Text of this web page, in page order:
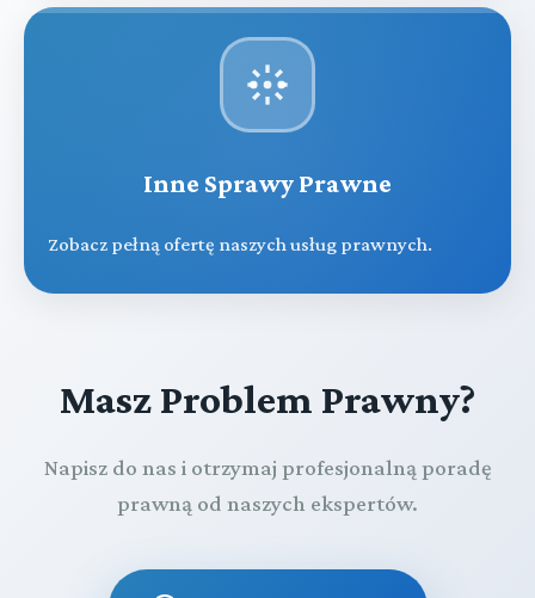
Inne Sprawy Prawne
Zobacz pełną ofertę naszych usług prawnych.
Masz Problem Prawny?
Napisz do nas i otrzymaj profesjonalną poradę
prawną od naszych ekspertów.